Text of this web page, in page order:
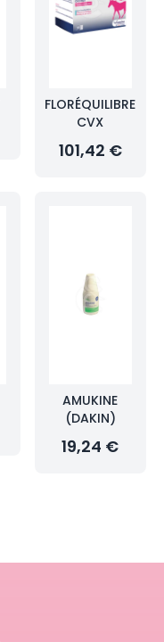
FLORÉQUILIBRE
CVX
101,42 €
AMUKINE
(DAKIN)
19,24 €